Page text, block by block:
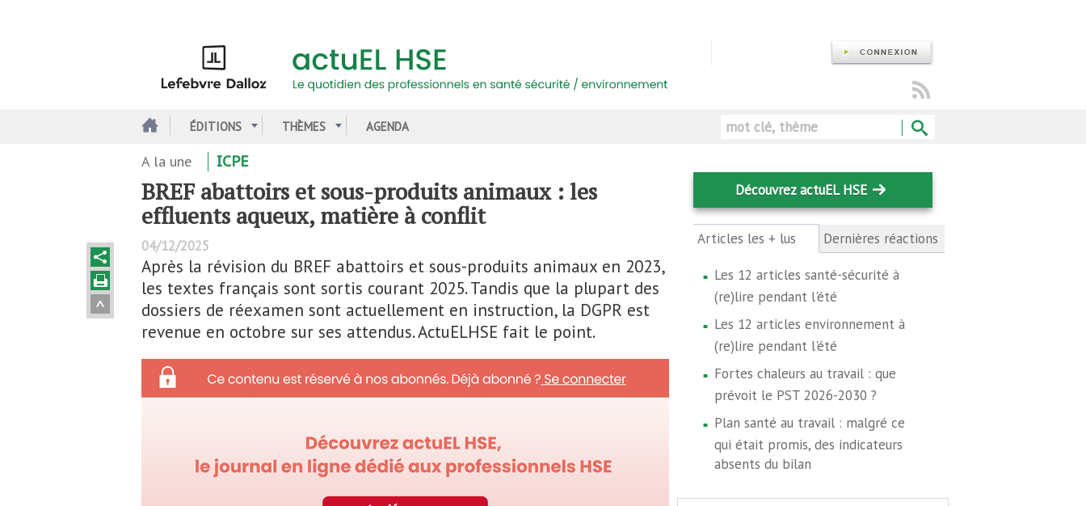
ÉDITIONS THÈMES AGENDA Rechercher
A la une ICPE
BREF abattoirs et sous-produits animaux : les
effluents aqueux, matière à conflit
04/12/2025
Après la révision du BREF abattoirs et sous-produits animaux en 2023,
les textes français sont sortis courant 2025. Tandis que la plupart des
dossiers de réexamen sont actuellement en instruction, la DGPR est
revenue en octobre sur ses attendus. ActuELHSE fait le point.
Découvrez actuEL HSE
Articles les + lus (onglet
actif)
Dernières réactions
Les 12 articles santé-sécurité à
(re)lire pendant l'été
Les 12 articles environnement à
(re)lire pendant l'été
Fortes chaleurs au travail : que
prévoit le PST 2026-2030 ?
Plan santé au travail : malgré ce
qui était promis, des indicateurs
absents du bilan